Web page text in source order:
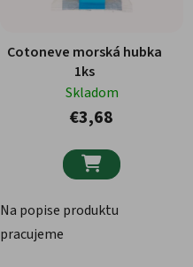
Cotoneve morská hubka
1ks
Skladom
€3,68

Na popise produktu
pracujeme